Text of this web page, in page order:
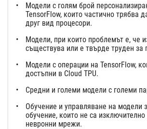
Модели с голям брой
TensorFlow, които частично трябва
друг вид процесори.
Модели, при които проблемът е, че
съществува или е твърде труден за
Модели с операции на TensorFlow,
достъпни в Cloud TPU.
Средни и големи модели с големи
Обучение и управляване на модели
обучение, които не са
невронни мрежи.